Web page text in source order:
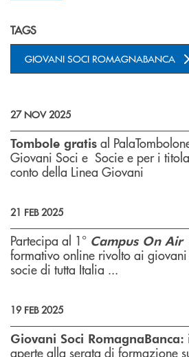
TAGS
GIOVANI SOCI ROMAGNABANCA
27 NOV 2025
Tombole gratis al
Giovani Soci e Socie e per i
conto della Linea Giovani
21 FEB 2025
Partecipa al 1° Campus On Air
formativo online rivolto ai
socie di tutta Italia ...
19 FEB 2025
Giovani Soci RomagnaBanca:
aperte alla serata di formazione